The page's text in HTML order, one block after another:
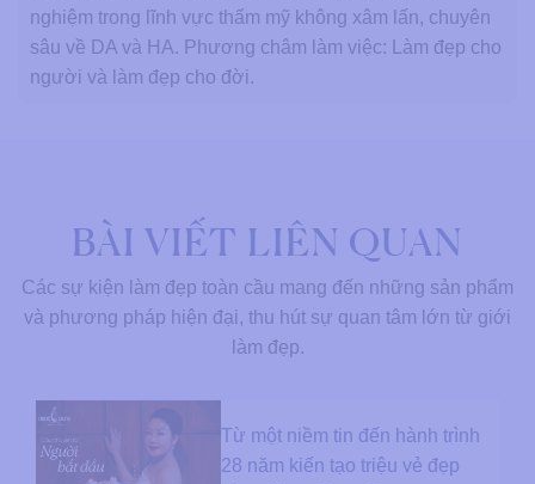
nghiệm trong lĩnh vực thẩm mỹ không xâm lấn, chuyên
sâu về DA và HA. Phương châm làm việc: Làm đẹp cho
người và làm đẹp cho đời.
BÀI VIẾT LIÊN QUAN
Các sự kiện làm đẹp toàn cầu mang đến những sản phẩm
và phương pháp hiện đại, thu hút sự quan tâm lớn từ giới
làm đẹp.
Từ một niềm tin đến hành trình
28 năm kiến tạo triệu vẻ đẹp